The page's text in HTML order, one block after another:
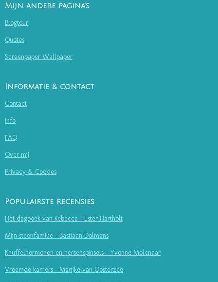
Mijn andere pagina's
Blogtour
Quotes
Screenpaper Wallpaper
Informatie & contact
Contact
Info
FAQ
Over mij
Privacy & Cookies
Populairste recensies
Het dagboek van Rebecca - Ester Hartholt
Mijn steenfamilie - Bastiaan Dolmans
Knuffelhormonen en hersenspinsels - Yvonne Molenaar
Vreemde kamers - Marijke van Oosterzee